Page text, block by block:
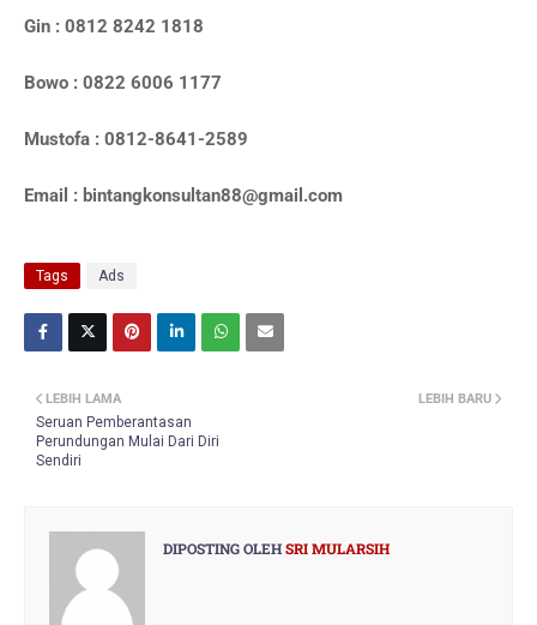
Gin : 0812 8242 1818
Bowo : 0822 6006 1177
Mustofa : 0812-8641-2589
Email : bintangkonsultan88@gmail.com
Tags Ads
LEBIH BARU
LEBIH LAMA
Seruan Pemberantasan
Perundungan Mulai Dari Diri
Sendiri
DIPOSTING OLEHSRI MULARSIH